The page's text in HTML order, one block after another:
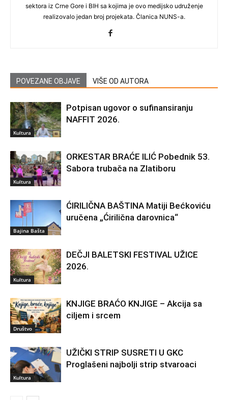
sektora iz Crne Gore i BIH sa kojima je ovo medijsko udruženje
realizovalo jedan broj projekata. Članica NUNS-a.
POVEZANE OBJAVE VIŠE OD AUTORA
Kultura
Potpisan ugovor o sufinansiranju
NAFFIT 2026.
Kultura
ORKESTAR BRAĆE ILIĆ Pobednik 53.
Sabora trubača na Zlatiboru
Bajina Bašta
ĆIRILIČNA BAŠTINA Matiji Bećkoviću
uručena „Ćirilična darovnica“
Kultura
DEČJI BALETSKI FESTIVAL UŽICE
2026.
Društvo
KNJIGE BRAĆO KNJIGE – Akcija sa
ciljem i srcem
Kultura
UŽIČKI STRIP SUSRETI U GKC
Proglašeni najbolji strip stvaroaci